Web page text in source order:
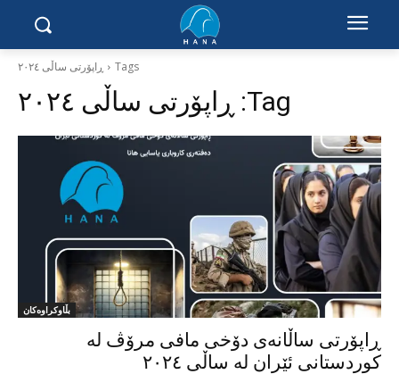
Tags ڕاپۆرتی ساڵی ٢٠٢٤
Tag: ڕاپۆرتی ساڵی ٢٠٢٤
بڵاوکراوەکان
ڕاپۆرتی ساڵانەی دۆخی مافی مرۆڤ لە
کوردستانی ئێران لە ساڵی ٢٠٢٤